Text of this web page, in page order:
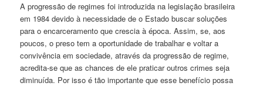
A progressão de regimes foi introduzida na legislação brasileira
em 1984 devido à necessidade de o Estado buscar soluções
para o encarceramento que crescia à época. Assim, se, aos
poucos, o preso tem a oportunidade de trabalhar e voltar a
convivência em sociedade, através da progressão de regime,
acredita-se que as chances de ele praticar outros crimes seja
diminuída. Por isso é tão importante que esse benefício possa